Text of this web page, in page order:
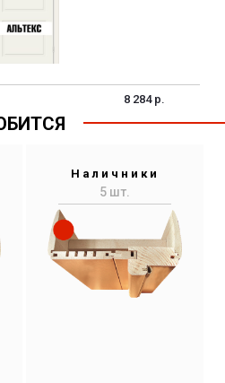
8 284 р.
Наличники
5 шт.